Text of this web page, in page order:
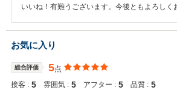
いいね！有難うございます。今後ともよろしく
お気に入り
総合評価 5点
接客 : 5 雰囲気 : 5 アフター : 5 品質 : 5